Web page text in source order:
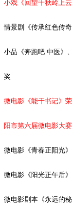
小戏《回望千秋岭上
情景剧《传承红色传
小品《奔跑吧 中医》
奖
微电影《能干书记》
阳市第六届微电影大赛
微电影《青春正阳光
微电影《阳光正午后
微电影剧本《永远的